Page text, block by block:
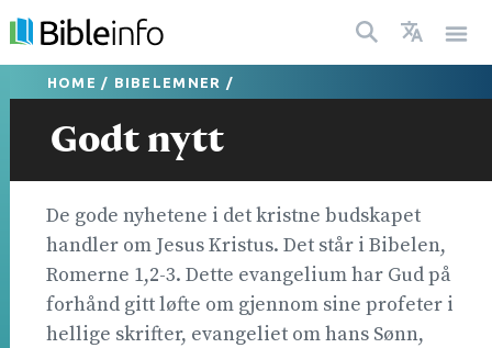
HOME / BIBELEMNER /
Godt nytt
De gode nyhetene i det kristne budskapet
handler om Jesus Kristus. Det står i Bibelen,
Romerne 1,2-3. Dette evangelium har Gud på
forhånd gitt løfte om gjennom sine profeter i
hellige skrifter, evangeliet om hans Sønn,